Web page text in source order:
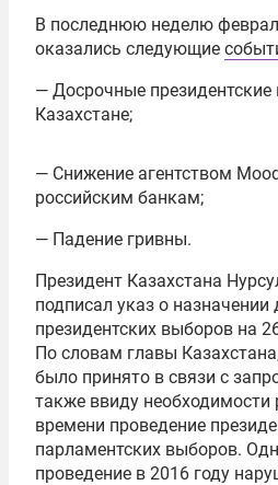
В последнюю неделю
оказались следующие
— Досрочные
Казахстане;
— Снижение агентством
российским банкам;
— Падение гривны.
Президент Казахстана
подписал указ о
президентских выборов на
По словам главы
было принято в связи с
также ввиду необходимости
времени проведение
парламентских выборов.
проведение в 2016 году